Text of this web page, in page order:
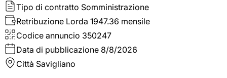
Tipo di contratto Somministrazione
Retribuzione Lorda 1947.36 mensile
Codice annuncio 350247
Data di pubblicazione 8/8/2026
Città Savigliano